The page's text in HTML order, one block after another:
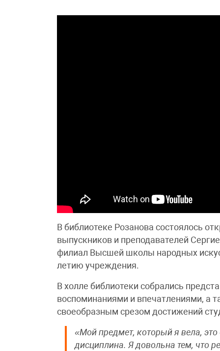
В библиотеке Розанова состоялось
выпускников и преподавателей
филиал Высшей школы народных
летию учреждения.
В холле библиотеки собрались
воспоминаниями и впечатлениями, а
своеобразным срезом достижений
«Мой предмет, который я вела,
дисциплина. Я довольна тем, что